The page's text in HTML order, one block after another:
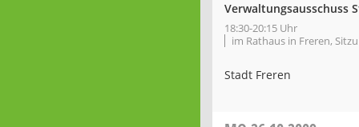
Verwaltungsausschuss
18:30-20:15 Uhr
im Rathaus in Freren,
Stadt Freren